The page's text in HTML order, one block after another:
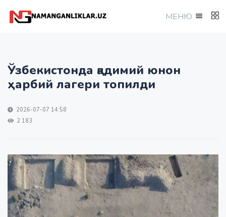
МEНЮ
Ўзбекистонда қадимий юнон
ҳарбий лагери топилди
2026-07-07 14:58
2 183